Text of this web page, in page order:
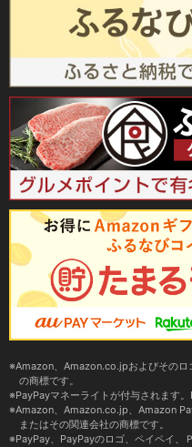
Amazon、Amazon.co.jpおよびその
の商標です。
PayPayマネーライトが付与されます
Amazon、Amazon.co.jp、Amazon
またはその関連会社の商標です。
PayPay、PayPayのロゴ、ペイペイ、